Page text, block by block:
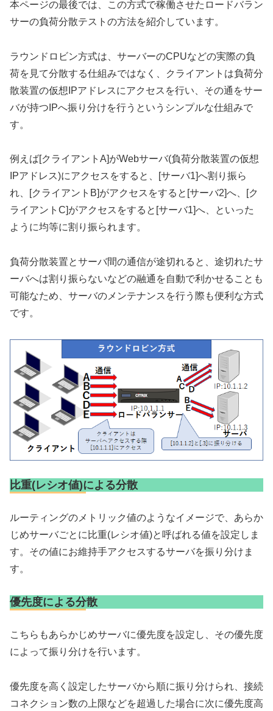
本ページの最後では、この方式で稼働させたロードバラン
サーの負荷分散テストの方法を紹介しています。
ラウンドロビン方式は、サーバーのCPUなどの実際の負
荷を見て分散する仕組みではなく、クライアントは負荷分
散装置の仮想IPアドレスにアクセスを行い、その通をサー
バが持つIPへ振り分けを行うというシンプルな仕組みで
す。
例えば[クライアントA]がWebサーバ(負荷分散装置の仮想
IPアドレス)にアクセスをすると、[サーバ1]へ割り振ら
れ、[クライアントB]がアクセスをすると[サーバ2]へ、[ク
ライアントC]がアクセスをすると[サーバ1]へ、といった
ように均等に割り振られます。
負荷分散装置とサーバ間の通信が途切れると、途切れたサ
ーバへは割り振らないなどの融通を自動で利かせることも
可能なため、サーバのメンテナンスを行う際も便利な方式
です。
比重(レシオ値)による分散
ルーティングのメトリック値のようなイメージで、あらか
じめサーバごとに比重(レシオ値)と呼ばれる値を設定しま
す。その値にお維持手アクセスするサーバを振り分けま
す。
優先度による分散
こちらもあらかじめサーバに優先度を設定し、その優先度
によって振り分けを行います。
優先度を高く設定したサーバから順に振り分けられ、接続
コネクション数の上限などを超過した場合に次に優先度高